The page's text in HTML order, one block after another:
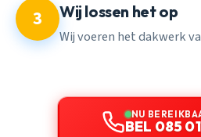
3 Wij lossen het op
Wij voeren het dakwerk
NU
BEL 085